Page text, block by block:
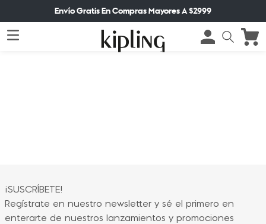
Envío Gratis En Compras Mayores A $2999
¡SUSCRÍBETE!
Regístrate en nuestro newsletter y sé el primero en
enterarte de nuestros lanzamientos y promociones